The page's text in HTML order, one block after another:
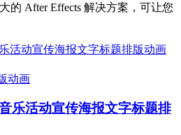
的 After Effects 解决方案，可让您
动画
乐活动宣传海报文字标题排